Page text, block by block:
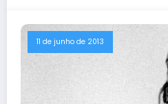
11 de junho de 2013